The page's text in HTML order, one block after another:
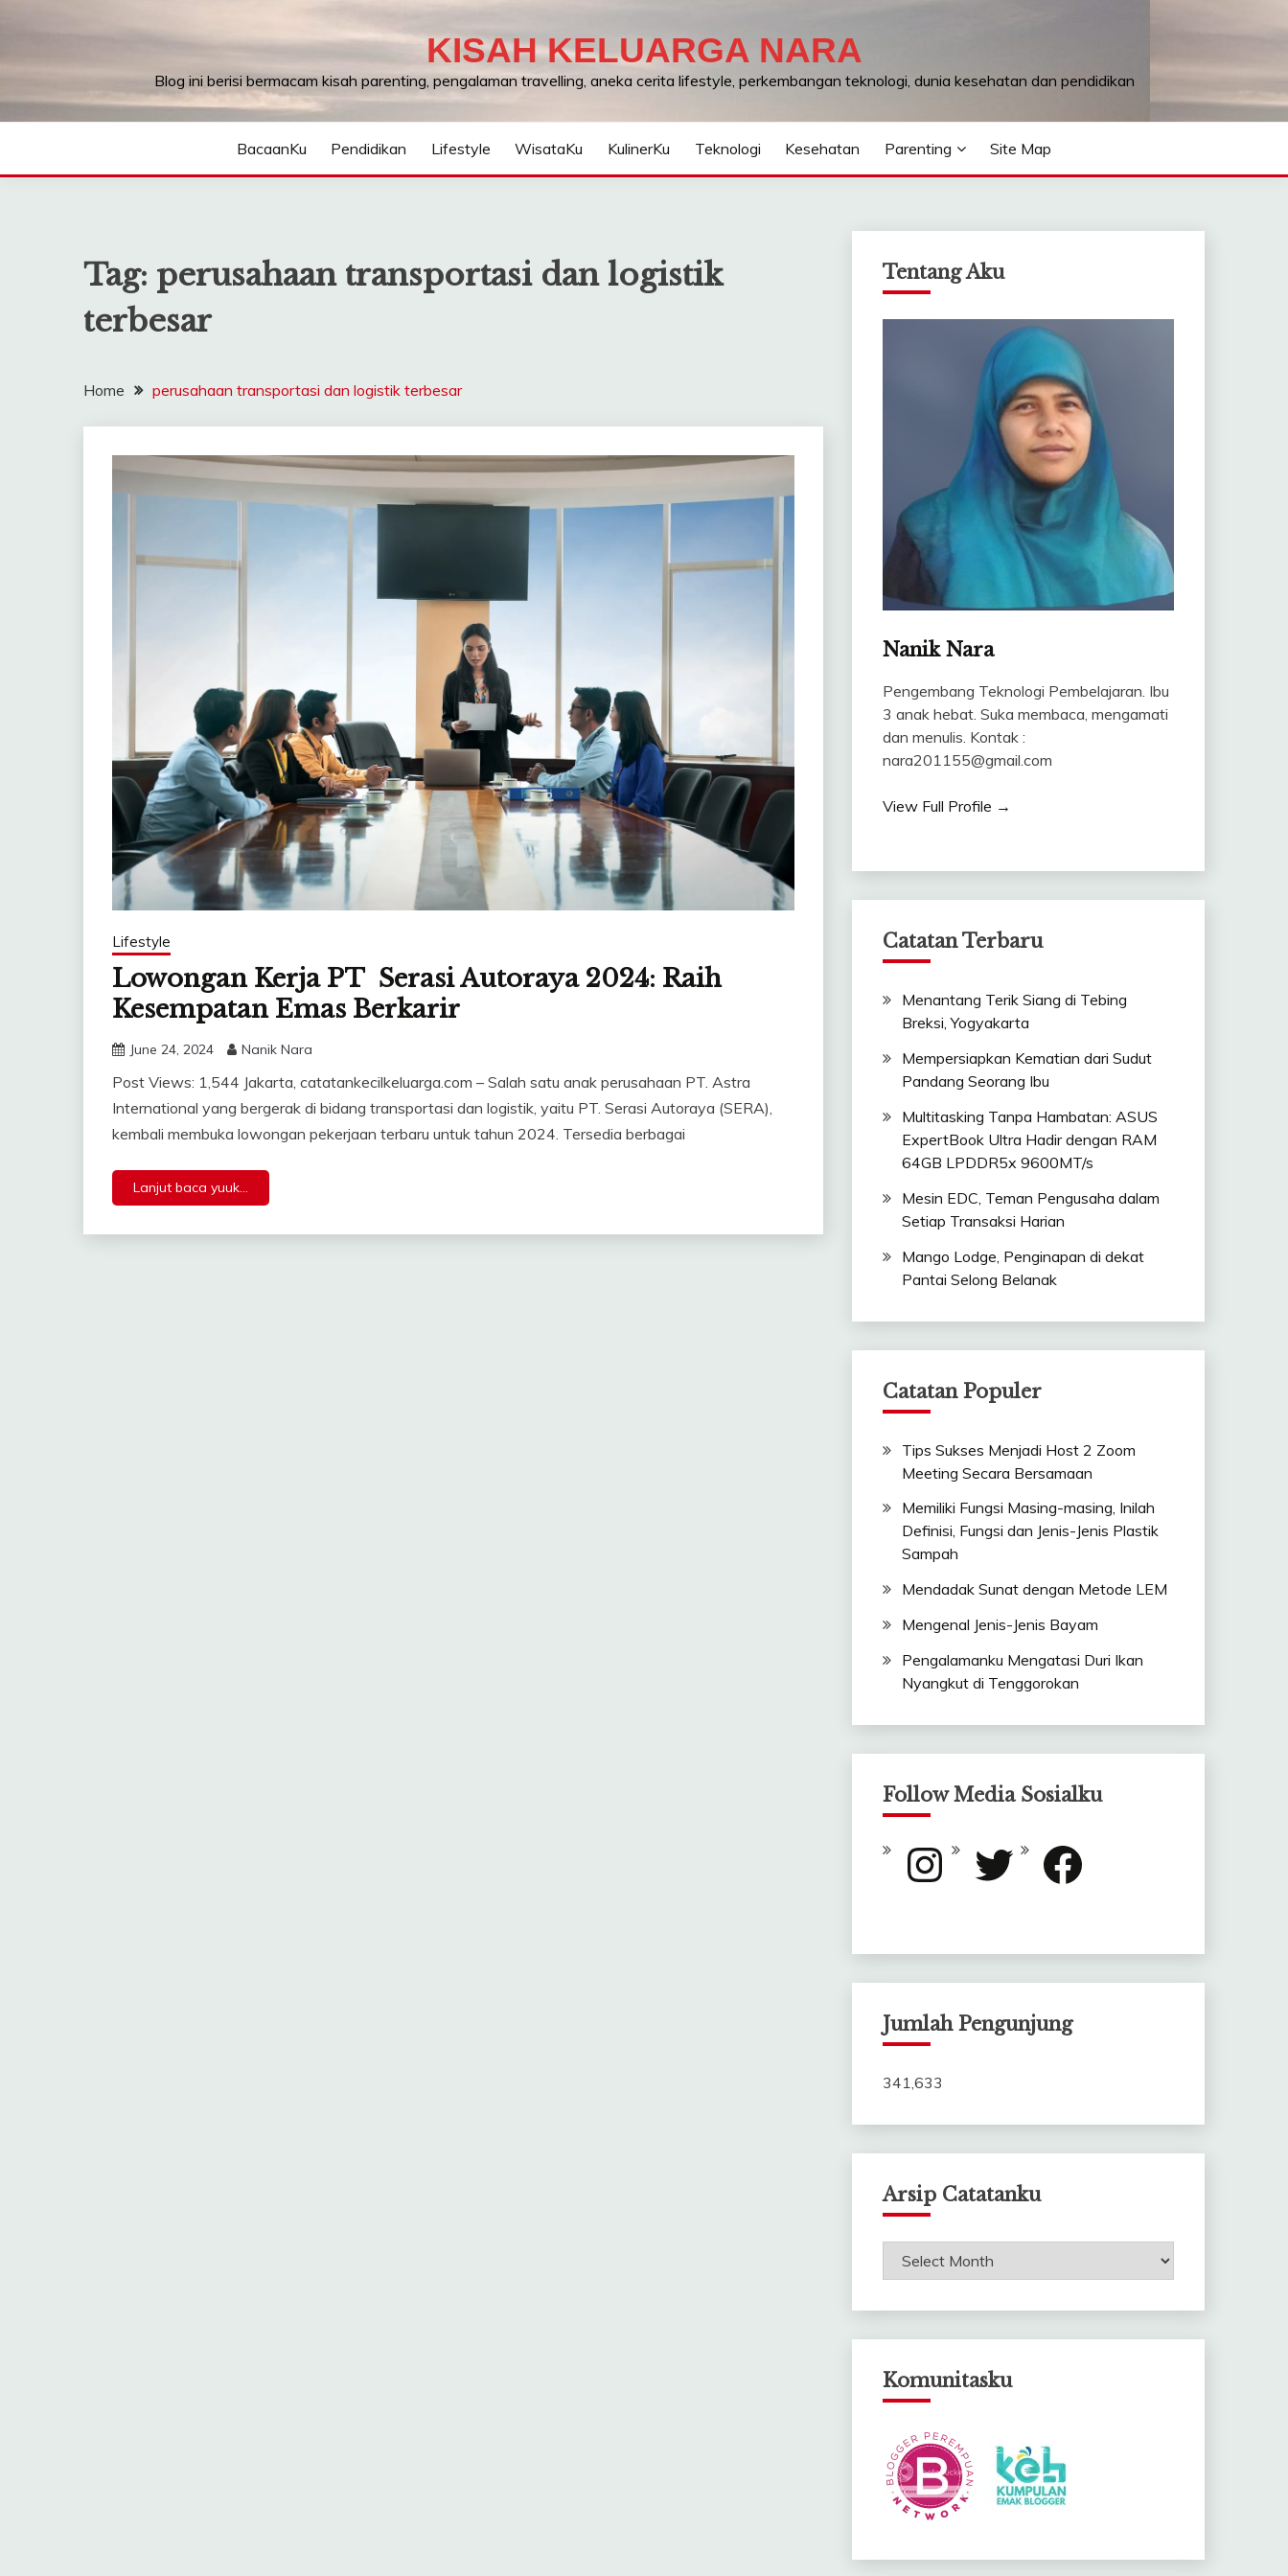
KISAH KELUARGA NARA
Blog ini berisi bermacam kisah parenting, pengalaman travelling, aneka cerita lifestyle, perkembangan teknologi, dunia kesehatan dan pendidikan
BacaanKu Pendidikan Lifestyle WisataKu KulinerKu Teknologi Kesehatan Parenting Site Map
Tag: perusahaan transportasi dan logistik
terbesar
Home perusahaan transportasi dan logistik terbesar
Lifestyle
Lowongan Kerja PT Serasi Autoraya 2024: Raih
Kesempatan Emas Berkarir
June 24, 2024 Nanik Nara
Post Views: 1,544 Jakarta, catatankecilkeluarga.com – Salah satu anak perusahaan PT. Astra
International yang bergerak di bidang transportasi dan logistik, yaitu PT. Serasi Autoraya (SERA),
kembali membuka lowongan pekerjaan terbaru untuk tahun 2024. Tersedia berbagai
Lanjut baca yuuk...
Tentang Aku
Nanik Nara
Pengembang Teknologi Pembelajaran. Ibu
3 anak hebat. Suka membaca, mengamati
dan menulis. Kontak :
nara201155@gmail.com
View Full Profile →
Catatan Terbaru
Menantang Terik Siang di Tebing
Breksi, Yogyakarta
Mempersiapkan Kematian dari Sudut
Pandang Seorang Ibu
Multitasking Tanpa Hambatan: ASUS
ExpertBook Ultra Hadir dengan RAM
64GB LPDDR5x 9600MT/s
Mesin EDC, Teman Pengusaha dalam
Setiap Transaksi Harian
Mango Lodge, Penginapan di dekat
Pantai Selong Belanak
Catatan Populer
Tips Sukses Menjadi Host 2 Zoom
Meeting Secara Bersamaan
Memiliki Fungsi Masing-masing, Inilah
Definisi, Fungsi dan Jenis-Jenis Plastik
Sampah
Mendadak Sunat dengan Metode LEM
Mengenal Jenis-Jenis Bayam
Pengalamanku Mengatasi Duri Ikan
Nyangkut di Tenggorokan
Follow Media Sosialku
Instagram Twitter Facebook
Jumlah Pengunjung
341,633
Arsip Catatanku
Arsip
Komunitasku